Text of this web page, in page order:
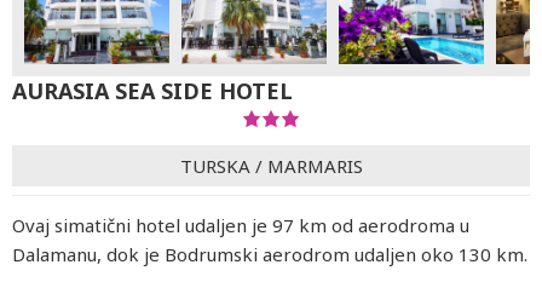
AURASIA SEA SIDE HOTEL
TURSKA / MARMARIS
Ovaj simatični hotel udaljen je 97 km od aerodroma u
Dalamanu, dok je Bodrumski aerodrom udaljen oko 130 km.